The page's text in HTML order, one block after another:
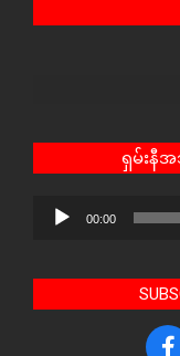
ရှမ်းနီအ
Audio
00:00